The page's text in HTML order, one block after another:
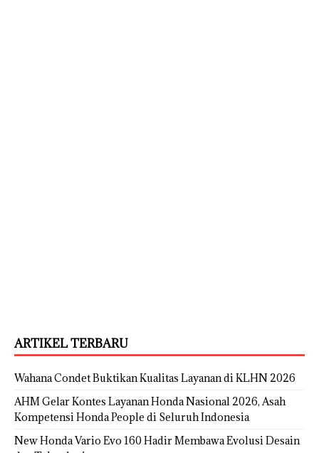
ARTIKEL TERBARU
Wahana Condet Buktikan Kualitas Layanan di KLHN 2026
AHM Gelar Kontes Layanan Honda Nasional 2026, Asah
Kompetensi Honda People di Seluruh Indonesia
New Honda Vario Evo 160 Hadir Membawa Evolusi Desain